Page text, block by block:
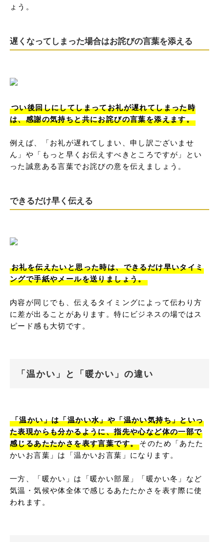
ょう。
遅くなってしまった場合はお詫びの言葉を添える
つい後回しにしてしまってお礼が遅れてしまった時
は、感謝の気持ちと共にお詫びの言葉を添えます。
例えば、「お礼が遅れてしまい、申し訳ございませ
ん」や「もっと早くお伝えすべきところですが」とい
った誠意ある言葉でお詫びの意を伝えましょう。
できるだけ早く伝える
お礼を伝えたいと思った時は、できるだけ早いタイミ
ングで手紙やメールを送りましょう。
内容が同じでも、伝えるタイミングによって伝わり方
に差が出ることがあります。特にビジネスの場ではス
ピード感も大切です。
「温かい」と「暖かい」の違い
「温かい」は「温かい水」や「温かい気持ち」といっ
た表現からも分かるように、指先や心など体の一部で
感じるあたたかさを表す言葉です。そのため「あたた
かいお言葉」は「温かいお言葉」になります。
一方、「暖かい」は「暖かい部屋」「暖かい冬」など
気温・気候や体全体で感じるあたたかさを表す際に使
われます。